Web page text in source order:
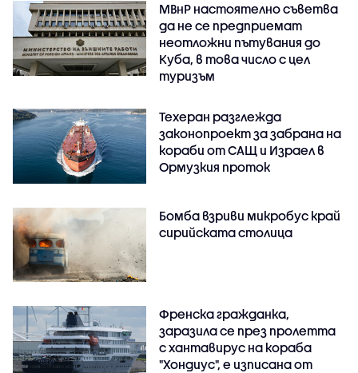
МВнР настоятелно съветва
да не се предприемат
неотложни пътувания до
Куба, в това число с цел
туризъм
Техеран разглежда
законопроект за забрана на
кораби от САЩ и Израел в
Ормузкия проток
Бомба взриви микробус край
сирийската столица
Френска гражданка,
заразила се през пролетта
с хантавирус на кораба
"Хондиус", е изписана от